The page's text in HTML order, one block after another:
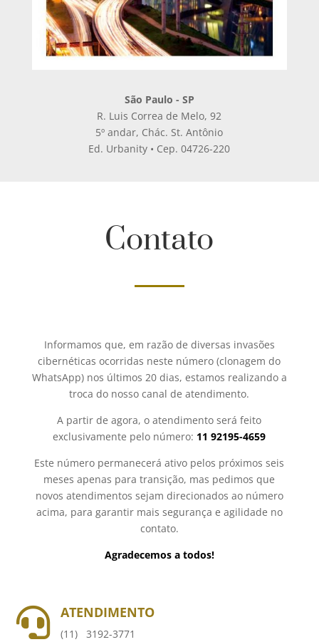
São Paulo - SP
R. Luis Correa de Melo, 92
5º andar, Chác. St. Antônio
Ed. Urbanity • Cep. 04726-220
Contato
Informamos que, em razão de diversas invasões
cibernéticas ocorridas neste número (clonagem do
WhatsApp) nos últimos 20 dias, estamos realizando a
troca do nosso canal de atendimento.
A partir de agora, o atendimento será feito
exclusivamente pelo número: 11 92195-4659
Este número permanecerá ativo pelos próximos seis
meses apenas para transição, mas pedimos que
novos atendimentos sejam direcionados ao número
acima, para garantir mais segurança e agilidade no
contato.
Agradecemos a todos!
 ATENDIMENTO
(11) 3192-3771